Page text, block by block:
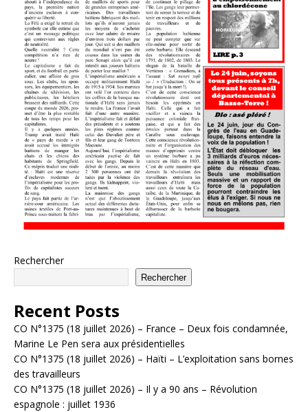
Rechercher
Rechercher
Recent Posts
CO N°1375 (18 juillet 2026) – France – Deux fois condamnée,
Marine Le Pen sera aux présidentielles
CO N°1375 (18 juillet 2026) – Haïti – L’exploitation sans bornes
des travailleurs
CO N°1375 (18 juillet 2026) – Il y a 90 ans – Révolution
espagnole : juillet 1936